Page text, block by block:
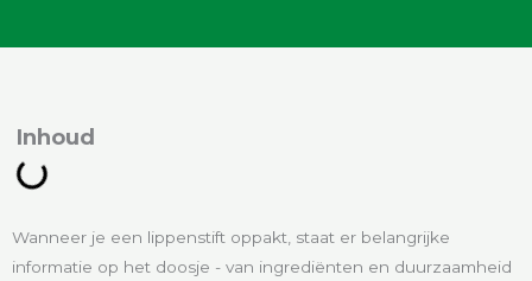
Wanneer je een lippenstift oppakt, staat er belangrijke
informatie op het doosje - van ingrediënten en duurzaamheid